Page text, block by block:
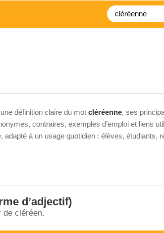
définition claire du mot cléréenne, ses
contraires, exemples d’emploi et liens
adapté à un usage quotidien : élèves, étudiants,
d’adjectif)
de cléréen.